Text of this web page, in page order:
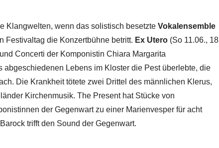
Klangwelten, wenn das solistisch besetzte Vokalensemble
Festivaltag die Konzertbühne betritt. Ex Utero (So 11.06., 18
Concerti der Komponistin Chiara Margarita
Lebens im Kloster die Pest überlebte, die
Die Krankheit tötete zwei Drittel des männlichen Klerus,
Kirchenmusik. The Present hat Stücke von
der Gegenwart zu einer Marienvesper für acht
trifft den Sound der Gegenwart.